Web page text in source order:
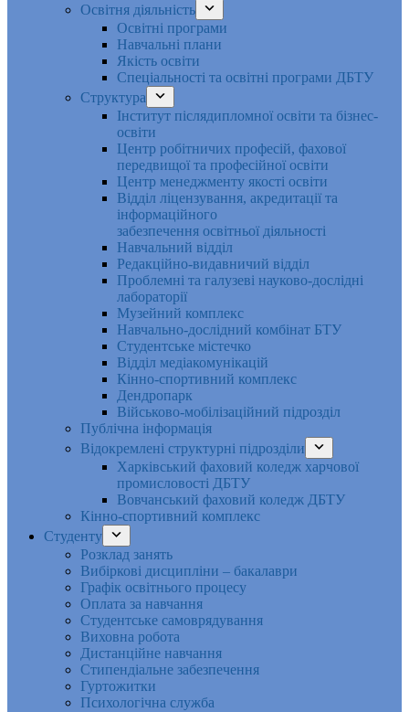
Освітня діяльність
Освітні програми
Навчальні плани
Якість освіти
Спеціальності та освітні програми ДБТУ
Структура
Інститут післядипломної освіти та бізнес-
освіти
Центр робітничих професій, фахової
передвищої та професійної освіти
Центр менеджменту якості освіти
Відділ ліцензування, акредитації та
інформаційного
забезпечення освітньої діяльності
Навчальний відділ
Редакційно-видавничий відділ
Проблемні та галузеві науково-дослідні
лабораторії
Музейний комплекс
Навчально-дослідний комбінат БТУ
Студентське містечко
Відділ медіакомунікацій
Кінно-спортивний комплекс
Дендропарк
Військово-мобілізаційний підрозділ
Публічна інформація
Відокремлені структурні підрозділи
Харківський фаховий коледж харчової
промисловості ДБТУ
Вовчанський фаховий коледж ДБТУ
Кінно-спортивний комплекс
Студенту
Розклад занять
Вибіркові дисципліни – бакалаври
Графік освітнього процесу
Оплата за навчання
Студентське самоврядування
Виховна робота
Дистанційне навчання
Стипендіальне забезпечення
Гуртожитки
Психологічна служба